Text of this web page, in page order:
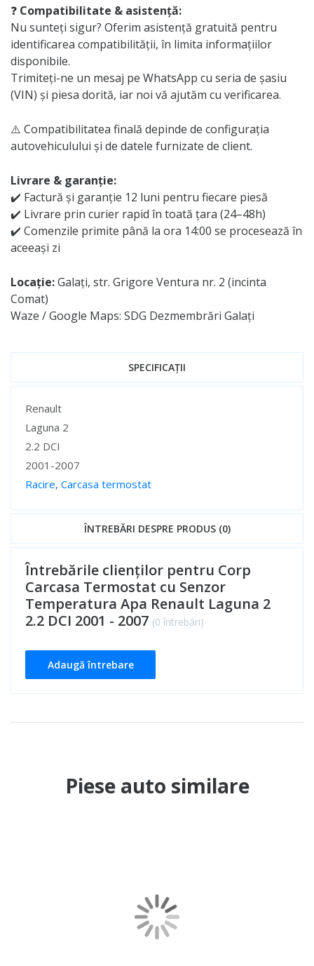
❓ Compatibilitate & asistență:
Nu sunteți sigur? Oferim asistență gratuită pentru
identificarea compatibilității, în limita informațiilor
disponibile.
Trimiteți-ne un mesaj pe WhatsApp cu seria de șasiu
(VIN) și piesa dorită, iar noi vă ajutăm cu verificarea.
⚠️ Compatibilitatea finală depinde de configurația
autovehiculului și de datele furnizate de client.
Livrare & garanție:
✔️ Factură și garanție 12 luni pentru fiecare piesă
✔️ Livrare prin curier rapid în toată țara (24–48h)
✔️ Comenzile primite până la ora 14:00 se procesează în
aceeași zi
Locație:Galați, str. Grigore Ventura nr. 2 (incinta
Comat)
Waze / Google Maps: SDG Dezmembrări Galați
SPECIFICAȚII
Specificații
Renault
Laguna 2
2.2 DCI
2001-2007
Racire, Carcasa termostat
ÎNTREBĂRI DESPRE PRODUS (0)
Întrebările clienților pentru Corp
Carcasa Termostat cu Senzor
Temperatura Apa Renault Laguna 2
2.2 DCI 2001 - 2007 (0 întrebări)
Adaugă întrebare
Piese auto similare